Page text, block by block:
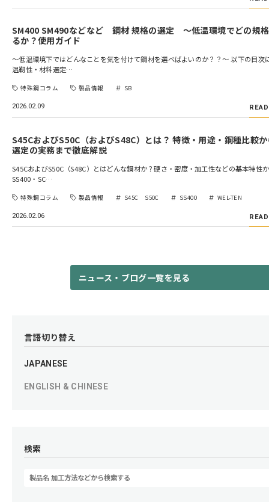
SM400 SM490などなど 鋼材 規格の選定 ～低温環境でどの規
るか？使用ガイド
〜低温環境下ではどんなことを気を付けて鋼材を選べばよいのか？？～ 以下の目次
温靭性・材料選定…
特殊鋼コラム 製品情報 SB
2026.02.09
S45CおよびS50C（およびS48C）とは？ 特徴・用途・鋼種比較
選定の実務まで徹底解説
S45CおよびS50C（S48C）とはどんな鋼材か？硬さ・密度・加工性などの基本特性
SS400・SC…
特殊鋼コラム 製品情報 S45C S50C SS400 WEL-TEN
2026.02.06
ニュース・ブログ一覧を見る
言語切り替え
JAPANESE
ENGLISH & CHINESE
検索